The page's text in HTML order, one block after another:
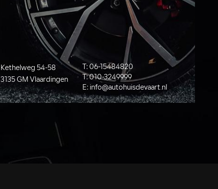
Kethelweg 54-58
3135 GM Vlaardingen
T: 06-15484820
T:010-3249999
E: info@autohuisdevaart.nl